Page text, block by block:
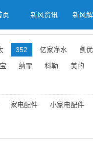
页 新风资讯 新风
352 亿家净水 凯优
纳霏 科勒 美的
家电配件 小家电配件